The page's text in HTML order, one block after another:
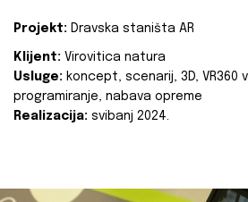
Projekt: Dravska staništa AR
Klijent: Virovitica natura
Usluge: koncept, scenarij, 3D, VR360
programiranje, nabava opreme
Realizacija: svibanj 2024.